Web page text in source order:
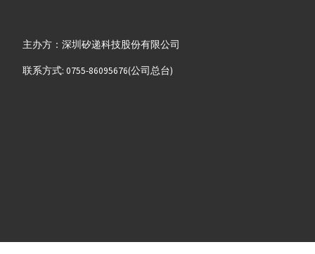
主办方：深圳矽递科技股份有限公司
联系方式: 0755-86095676(公司总台)